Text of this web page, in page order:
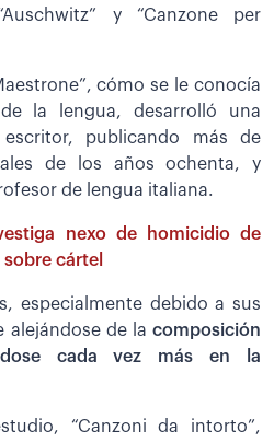
y “Canzone per
cómo se le conocía
la lengua, desarrolló una
publicando más de
de los años ochenta, y
de lengua italiana.
nexo de homicidio de
cártel
especialmente debido a sus
alejándose de la composición
cada vez más en la
“Canzoni da intorto”,